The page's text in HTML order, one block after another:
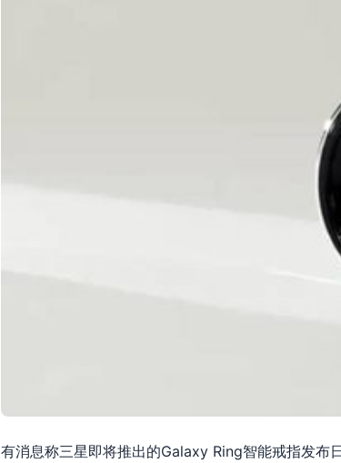
有消息称三星即将推出的Galaxy Ring智能戒指发布